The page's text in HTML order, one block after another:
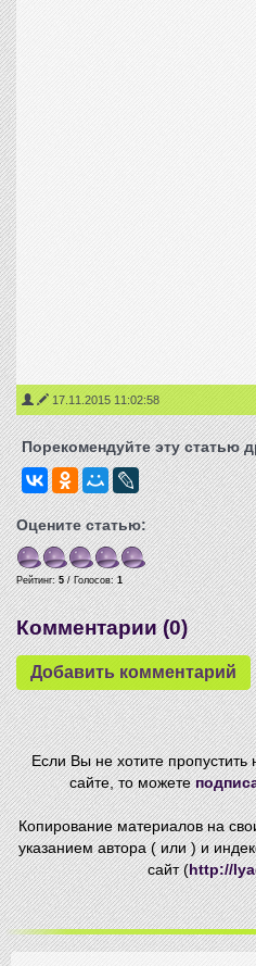
17.11.2015 11:02:58
Порекомендуйте эту статью
Оцените статью:
Рейтинг:5/ Голосов:1
Комментарии (0)
Если Вы не хотите
сайте, то можете
Копирование материалов на
указанием автора ( или ) и
сайт (http://